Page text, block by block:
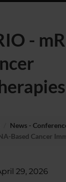
-
News -
Based Cancer
29, 2026